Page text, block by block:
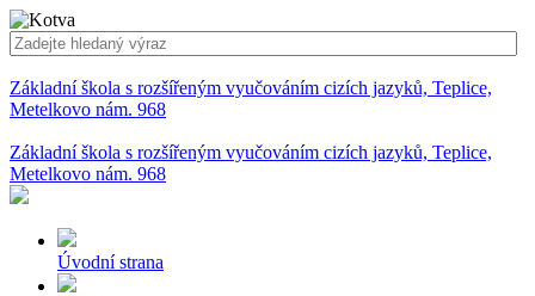
Základní škola s rozšířeným vyučováním cizích jazyků, Teplice,
Metelkovo nám. 968
Základní škola s rozšířeným vyučováním cizích jazyků, Teplice,
Metelkovo nám. 968
Úvodní strana